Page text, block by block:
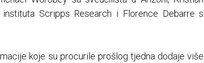
Scripps Research i Florence Debarre s
koje su procurile prošlog tjedna dodaje više